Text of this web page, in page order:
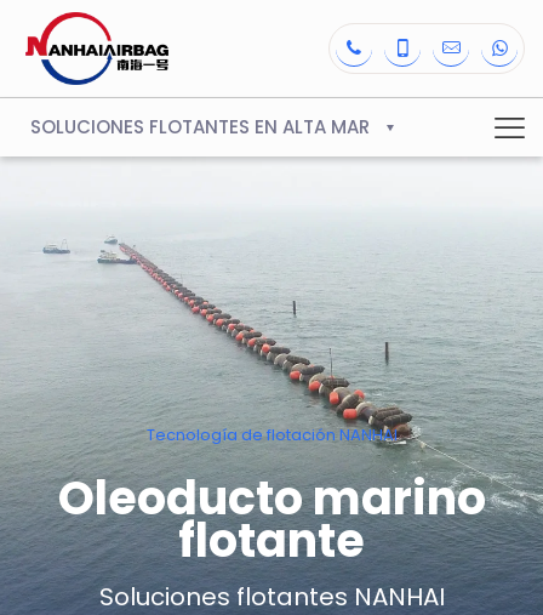
SOLUCIONES FLOTANTES EN ALTA MAR
Tecnología de flotación NANHAI
Oleoducto marino
flotante
Soluciones flotantes NANHAI